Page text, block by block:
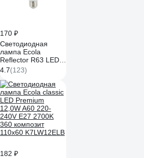
170 ₽
Светодиодная
лампа Ecola
Reflector R63 LED
Premium 12,5W
220V E27 2700K
композит 102x63
G7QW12ELC
4.7(123)
182 ₽